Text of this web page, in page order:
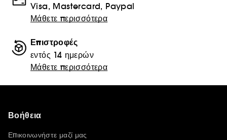
Visa, Mastercard, Paypal
Μάθετε περισσότερα
Επιστροφές
εντός 14 ημερών
Μάθετε περισσότερα
Βοήθεια
Επικοινωνήστε μαζί μας